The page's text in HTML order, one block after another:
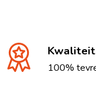
100%